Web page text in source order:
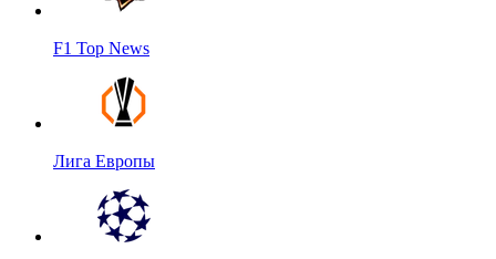
F1 Top News
Лига Европы